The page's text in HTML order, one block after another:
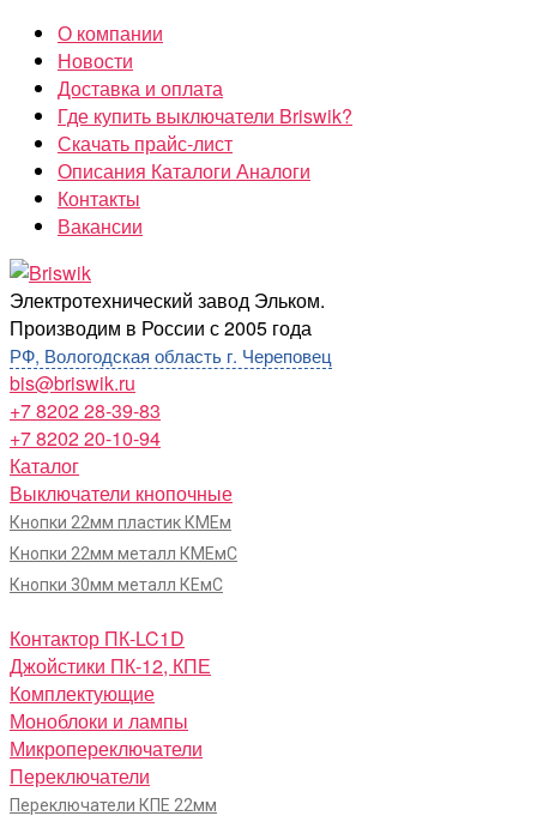
Перейти
содержимому
О компании
Новости
Доставка и оплата
Где купить выключатели Briswik?
Скачать прайс-лист
Описания Каталоги Аналоги
Контакты
Вакансии
Briswik
Электротехнический завод Эльком.
Производим в России с 2005 года
РФ, Вологодская область г. Череповец
bis@briswik.ru
+7 8202 28-39-83
+7 8202 20-10-94
Каталог
Выключатели кнопочные
Кнопки 22мм пластик КМЕм
Кнопки 22мм металл КМЕмС
Кнопки 30мм металл КЕмС
Контактор ПК-LC1D
Джойстики ПК-12, КПЕ
Комплектующие
Моноблоки и лампы
Микропереключатели
Переключатели
Переключатели КПЕ 22мм